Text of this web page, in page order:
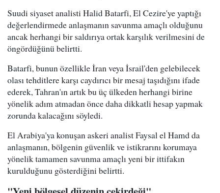
Suudi siyaset analisti Halid Batarfi, El Cezire'ye yaptığı
değerlendirmede anlaşmanın savunma amaçlı olduğunu
ancak herhangi bir saldırıya ortak karşılık verilmesini de
öngördüğünü belirtti.
Batarfi, bunun özellikle İran veya İsrail'den gelebilecek
olası tehditlere karşı caydırıcı bir mesaj taşıdığını ifade
ederek, Tahran'ın artık bu üç ülkeden herhangi birine
yönelik adım atmadan önce daha dikkatli hesap yapmak
zorunda kalacağını söyledi.
El Arabiya'ya konuşan askeri analist Faysal el Hamd da
anlaşmanın, bölgenin güvenlik ve istikrarını korumaya
yönelik tamamen savunma amaçlı yeni bir ittifakın
kurulduğunu gösterdiğini belirtti.